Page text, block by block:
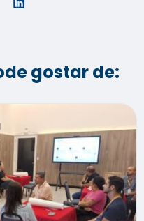
gostar de: